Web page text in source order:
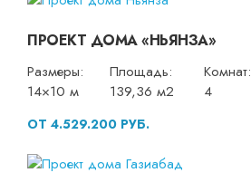
ПРОЕКТ ДОМА «НЬЯНЗА»
Размеры:
14×10 м
Площадь:
139,36 м2
Комнат:
4
ОТ 4.529.200 РУБ.